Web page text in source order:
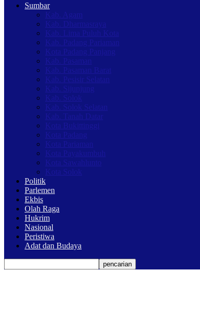
Sumbar
Kab. Agam
Kab. Dharmasraya
Kab. Lima Puluh Kota
Kab. Padang Pariaman
Kota Padang Panjang
Kab. Pasaman
Kab. Pasaman Barat
Kab. Pesisir Selatan
Kab. Sijunjung
Kab. Solok
Kab. Solok Selatan
Kab. Tanah Datar
Kota Bukittinggi
Kota Padang
Kota Pariaman
Kota Payakumbuh
Kota Sawahlunto
Kota Solok
Politik
Parlemen
Ekbis
Olah Raga
Hukrim
Nasional
Peristiwa
Adat dan Budaya